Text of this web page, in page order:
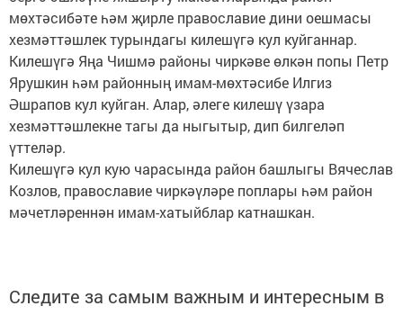
мөхтәсибәте һәм җирле православие дини оешмасы
хезмәттәшлек турындагы килешүгә кул куйганнар.
Килешүгә Яңа Чишмә районы чиркәве өлкән попы Петр
Ярушкин һәм районның имам-мөхтәсибе Илгиз
Әшрапов кул куйган. Алар, әлеге килешү үзара
хезмәттәшлекне тагы да ныгытыр, дип билгеләп
үттеләр.
Килешүгә кул кую чарасында район башлыгы Вячеслав
Козлов, православие чиркәүләре поплары һәм район
мәчетләреннән имам-хатыйблар катнашкан.
Следите за самым важным и интересным в